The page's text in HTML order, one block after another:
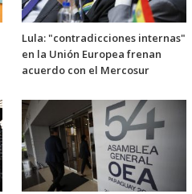
Lula: "contradicciones internas"
en la Unión Europea frenan
acuerdo con el Mercosur